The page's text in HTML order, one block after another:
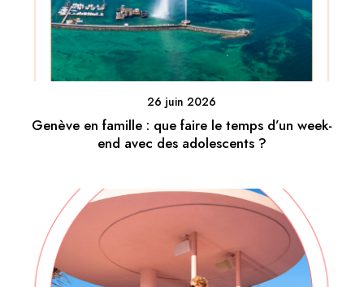
26 juin 2026
Genève en famille : que faire le temps d’un week-
end avec des adolescents ?